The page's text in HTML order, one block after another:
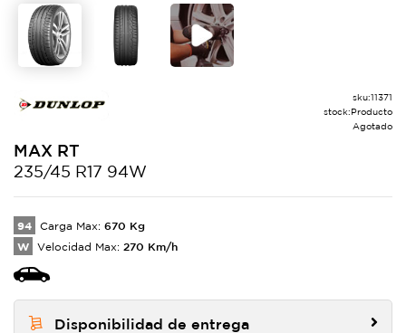
sku:11371
stock:Producto
Agotado
MAX RT
235/45 R17 94W
94 Carga Max: 670 Kg
W Velocidad Max: 270 Km/h
Disponibilidad de entrega